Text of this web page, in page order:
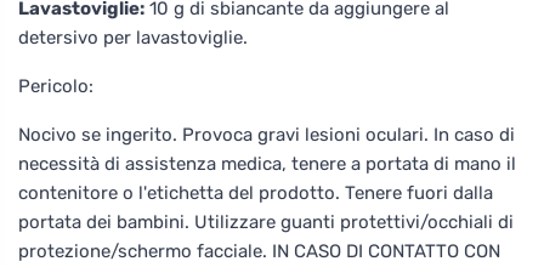
Lavastoviglie: 10 g di sbiancante da aggiungere al
detersivo per lavastoviglie.
Pericolo:
Nocivo se ingerito. Provoca gravi lesioni oculari. In caso di
necessità di assistenza medica, tenere a portata di mano il
contenitore o l'etichetta del prodotto. Tenere fuori dalla
portata dei bambini. Utilizzare guanti protettivi/occhiali di
protezione/schermo facciale. IN CASO DI CONTATTO CON